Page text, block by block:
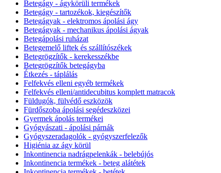
Betegágy - ágykörüli termékek
Betegágy - tartozékok, kiegészítők
Betegágyak - elektromos ápolási ágy
Betegágyak - mechanikus ápolási ágyak
Betegápolási ruházat
Betegemelő liftek és szállítószékek
Betegrögzítők - kerekesszékbe
Betegrögzítők betegágyba
Étkezés - táplálás
Felfekvés elleni egyéb termékek
Felfekvés elleni/antidecubitus komplett matracok
Füldugók, fülvédő eszközök
Fürdőszoba ápolási segédeszközei
Gyermek ápolás termékei
Gyógyászati - ápolási párnák
Gyógyszeradagolók - gyógyszerfelezők
Higiénia az ágy körül
Inkontinencia nadrágpelenkák - belebújós
Inkontinencia termékek - beteg alátétek